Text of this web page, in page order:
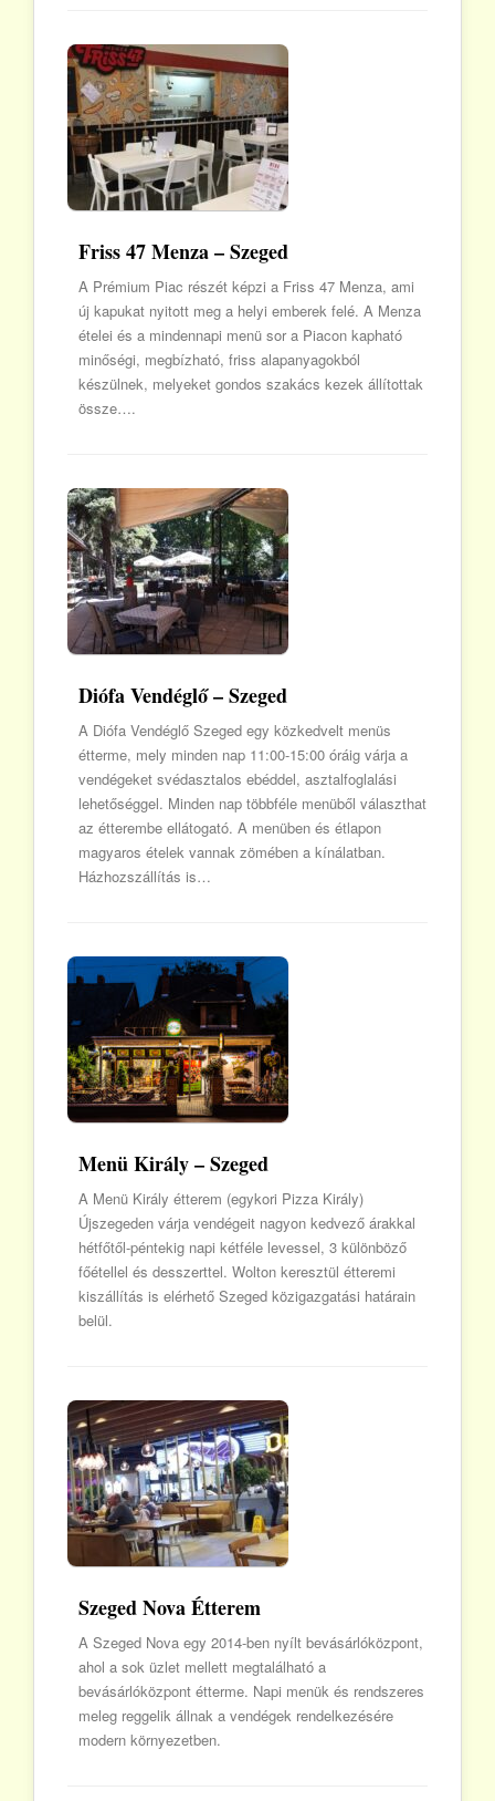
Friss 47 Menza – Szeged
A Prémium Piac részét képzi a Friss 47 Menza, ami
új kapukat nyitott meg a helyi emberek felé. A Menza
ételei és a mindennapi menü sor a Piacon kapható
minőségi, megbízható, friss alapanyagokból
készülnek, melyeket gondos szakács kezek állítottak
össze….
Diófa Vendéglő – Szeged
A Diófa Vendéglő Szeged egy közkedvelt menüs
étterme, mely minden nap 11:00-15:00 óráig várja a
vendégeket svédasztalos ebéddel, asztalfoglalási
lehetőséggel. Minden nap többféle menüből választhat
az étterembe ellátogató. A menüben és étlapon
magyaros ételek vannak zömében a kínálatban.
Házhozszállítás is…
Menü Király – Szeged
A Menü Király étterem (egykori Pizza Király)
Újszegeden várja vendégeit nagyon kedvező árakkal
hétfőtől-péntekig napi kétféle levessel, 3 különböző
főétellel és desszerttel. Wolton keresztül étteremi
kiszállítás is elérhető Szeged közigazgatási határain
belül.
Szeged Nova Étterem
A Szeged Nova egy 2014-ben nyílt bevásárlóközpont,
ahol a sok üzlet mellett megtalálható a
bevásárlóközpont étterme. Napi menük és rendszeres
meleg reggelik állnak a vendégek rendelkezésére
modern környezetben.